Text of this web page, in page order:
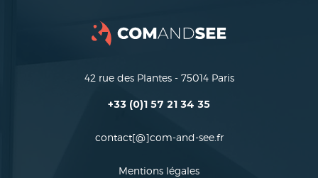
42 rue des Plantes - 75014 Paris
+33 (0)1 57 21 34 35
contact[@]com-and-see.fr
Mentions légales